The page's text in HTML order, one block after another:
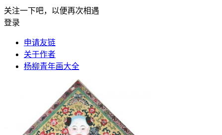
关注一下吧，以便再次相遇
登录
申请友链
关于作者
杨柳青年画大全